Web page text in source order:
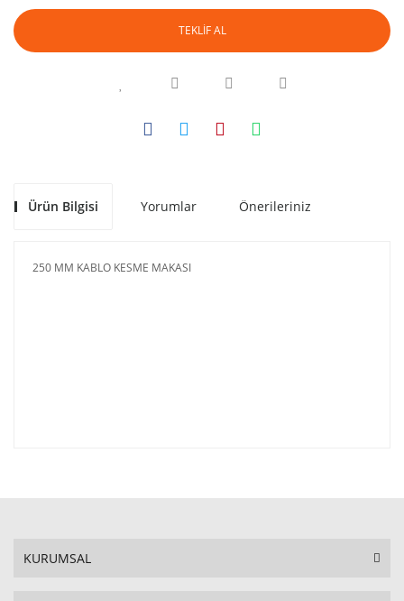
TEKLİF AL
Ürün Bilgisi Yorumlar Önerileriniz
250 MM KABLO KESME MAKASI
KURUMSAL